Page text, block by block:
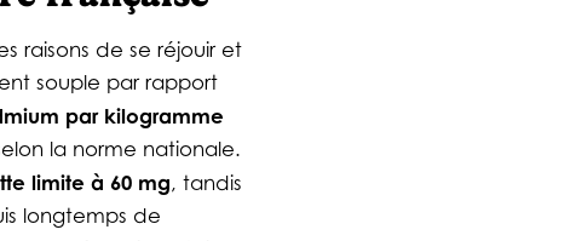
raisons de se réjouir et
souple par rapport
par kilogramme
la norme nationale.
limite à 60 mg, tandis
longtemps de